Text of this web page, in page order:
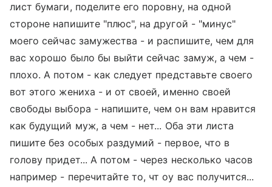
лист бумаги, поделите его поровну, на одной
стороне напишите "плюс", на другой - "минус"
моего сейчас замужества - и распишите, чем для
вас хорошо было бы выйти сейчас замуж, а чем -
плохо. А потом - как следует представьте своего
вот этого жениха - и от своей, именно своей
свободы выбора - напишите, чем он вам нравится
как будущий муж, а чем - нет... Оба эти листа
пишите без особых раздумий - первое, что в
голову придет... А потом - через несколько часов
например - перечитайте то, чт оу вас получится...